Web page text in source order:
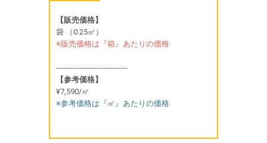
【販売価格】
袋 （0.25㎡）
※販売価格は『箱』あたりの価格
------------------------------
【参考価格】
¥7,590/㎡
※参考価格は『㎡』あたりの価格